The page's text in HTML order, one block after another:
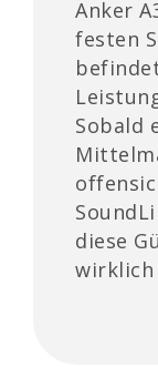
Anker
festen
Sobald
diese
wirklich